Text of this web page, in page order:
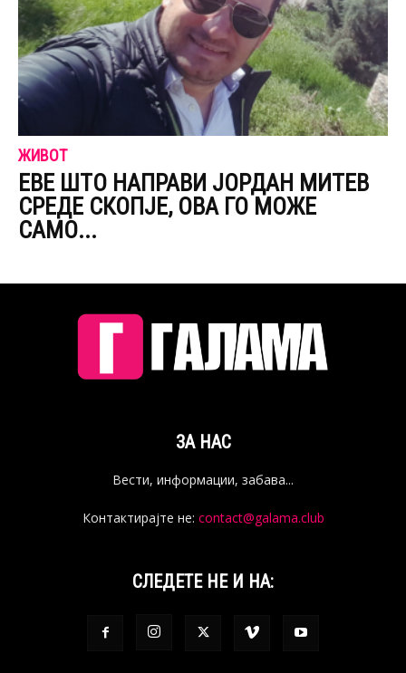
ЖИВОТ
ЕВЕ ШТО НАПРАВИ ЈОРДАН МИТЕВ
СРЕДЕ СКОПЈЕ, ОВА ГО МОЖЕ
САМО...
ЗА НАС
Вести, информации, забава...
Контактирајте не: contact@galama.club
СЛЕДЕТЕ НЕ И НА: